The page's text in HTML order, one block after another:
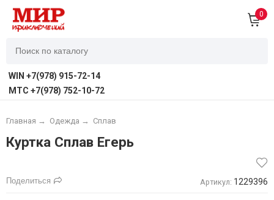
0
WIN +7(978) 915-72-14
MTC +7(978) 752-10-72
Главная → Одежда → Сплав
Куртка Сплав Егерь
Поделиться Артикул: 1229396